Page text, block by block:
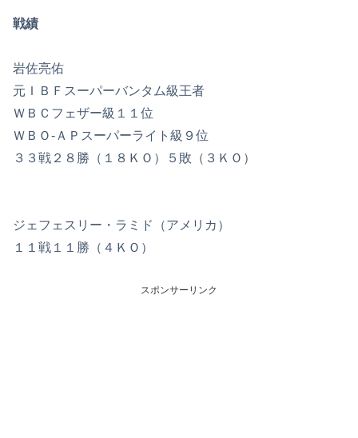
戦績
岩佐亮佑
元ＩＢＦスーパーバンタム級王者
ＷＢＣフェザー級１１位
ＷＢＯ‐ＡＰスーパーライト級９位
３３戦２８勝（１８ＫＯ）５敗（３ＫＯ）
ジェフェスリー・ラミド（アメリカ）
１１戦１１勝（４ＫＯ）
スポンサーリンク